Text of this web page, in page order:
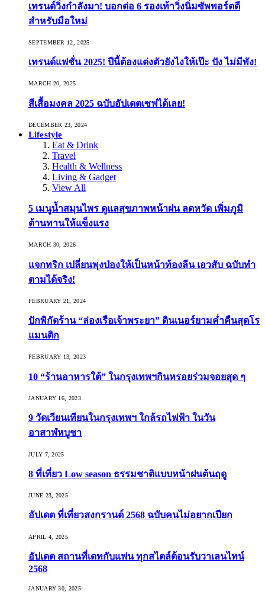
เทรนด์วิ่งกำลังมา! บอกต่อ 6 รองเท้าวิ่งนิ่มซัพพอร์ตดี
สำหรับมือใหม่
SEPTEMBER 12, 2025
เทรนด์แฟชั่น 2025! ปีนี้ต้องแต่งตัวยังไงให้เป๊ะ ปัง ไม่มีพัง!
MARCH 20, 2025
สีเสื้อมงคล 2025 ฉบับอัปเดตเซฟได้เลย!
DECEMBER 23, 2024
Lifestyle
Eat & Drink
Travel
Health & Wellness
Living & Gadget
View All
5 เมนูน้ำสมุนไพร ดูแลสุขภาพหน้าฝน ลดหวัด เพิ่มภูมิ
ต้านทานให้แข็งแรง
MARCH 30, 2026
แจกทริก เปลี่ยนพุงป่องให้เป็นหน้าท้องลีน เอวสับ ฉบับทำ
ตามได้จริง!
FEBRUARY 21, 2024
ปักพิกัดร้าน “ล่องเรือเจ้าพระยา” ดินเนอร์ยามค่ำคืนสุดโร
แมนติก
FEBRUARY 13, 2023
10 “ร้านอาหารใต้” ในกรุงเทพฯกินหรอยร่วมจอยสุด ๆ
JANUARY 16, 2023
9 วัดเวียนเทียนในกรุงเทพฯ ใกล้รถไฟฟ้า ในวัน
อาสาฬหบูชา
JULY 7, 2025
8 ที่เที่ยว Low season ธรรมชาติแบบหน้าฝนต้นฤดู️
JUNE 23, 2025
อัปเดต ที่เที่ยวสงกรานต์ 2568 ฉบับคนไม่อยากเปียก
APRIL 4, 2025
อัปเดต สถานที่เดทกับแฟน ทุกสไตล์ต้อนรับวาเลนไทน์
2568
JANUARY 30, 2025